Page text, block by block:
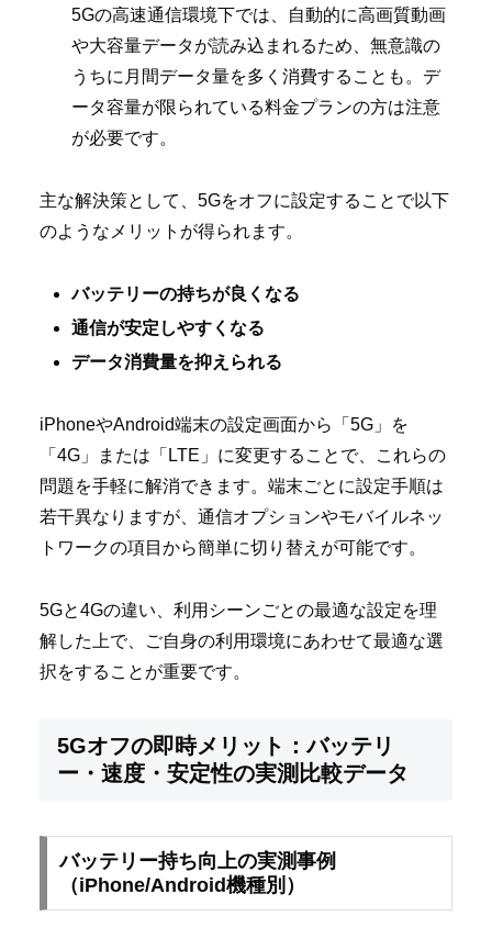
5Gの高速通信環境下では、自動的に高画質動画
や大容量データが読み込まれるため、無意識の
うちに月間データ量を多く消費することも。デ
ータ容量が限られている料金プランの方は注意
が必要です。
主な解決策として、5Gをオフに設定することで以下
のようなメリットが得られます。
バッテリーの持ちが良くなる
通信が安定しやすくなる
データ消費量を抑えられる
iPhoneやAndroid端末の設定画面から「5G」を
「4G」または「LTE」に変更することで、これらの
問題を手軽に解消できます。端末ごとに設定手順は
若干異なりますが、通信オプションやモバイルネッ
トワークの項目から簡単に切り替えが可能です。
5Gと4Gの違い、利用シーンごとの最適な設定を理
解した上で、ご自身の利用環境にあわせて最適な選
択をすることが重要です。
5Gオフの即時メリット：バッテリ
ー・速度・安定性の実測比較データ
バッテリー持ち向上の実測事例
（iPhone/Android機種別）